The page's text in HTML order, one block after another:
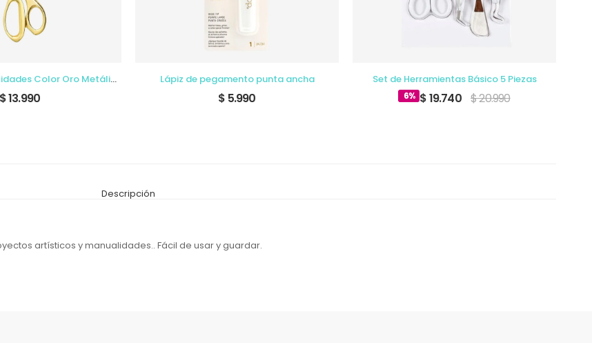
WR Tijeras Manualidades Color Oro Metálico
$ 13.990
Lápiz de pegamento punta ancha
$ 5.990
Set de Herramientas Básico 5 Piezas
6% $ 19.740 $ 20.990
Descripción
artísticos y manualidades.. Fácil de usar y guardar.